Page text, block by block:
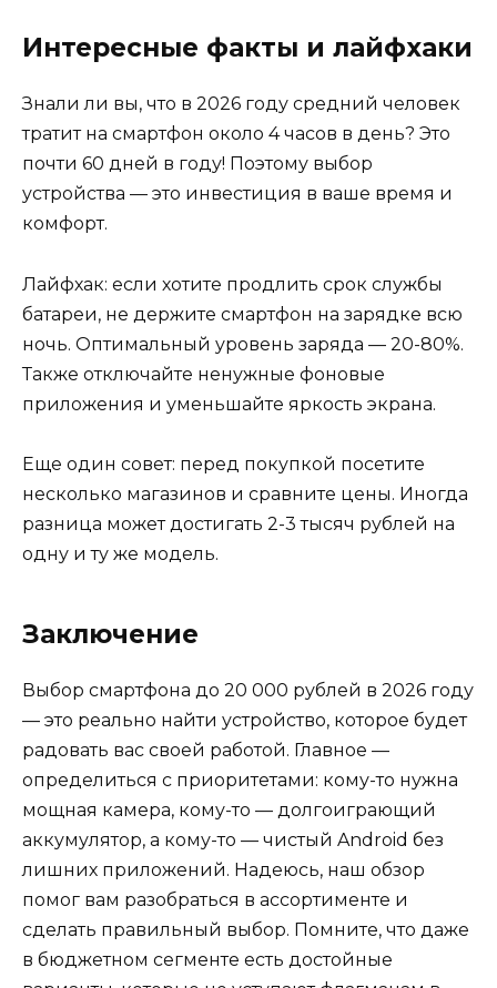
Интересные факты и лайфхаки
Знали ли вы, что в 2026 году средний человек
тратит на смартфон около 4 часов в день? Это
почти 60 дней в году! Поэтому выбор
устройства — это инвестиция в ваше время и
комфорт.
Лайфхак: если хотите продлить срок службы
батареи, не держите смартфон на зарядке всю
ночь. Оптимальный уровень заряда — 20-80%.
Также отключайте ненужные фоновые
приложения и уменьшайте яркость экрана.
Еще один совет: перед покупкой посетите
несколько магазинов и сравните цены. Иногда
разница может достигать 2-3 тысяч рублей на
одну и ту же модель.
Заключение
Выбор смартфона до 20 000 рублей в 2026 году
— это реально найти устройство, которое будет
радовать вас своей работой. Главное —
определиться с приоритетами: кому-то нужна
мощная камера, кому-то — долгоиграющий
аккумулятор, а кому-то — чистый Android без
лишних приложений. Надеюсь, наш обзор
помог вам разобраться в ассортименте и
сделать правильный выбор. Помните, что даже
в бюджетном сегменте есть достойные